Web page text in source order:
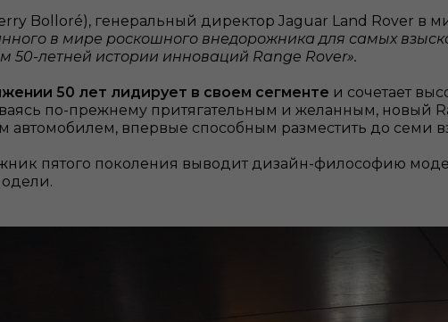
Bolloré), генеральный директор Jaguar Land Rover в
в мире роскошного внедорожника для самых
50-летней истории инноваций Range Rover».
50 лет лидирует в своем сегменте и сочетает
по-прежнему притягательным и желанным, новый
автомобилем, впервые способным разместить до семи
пятого поколения выводит дизайн-философию